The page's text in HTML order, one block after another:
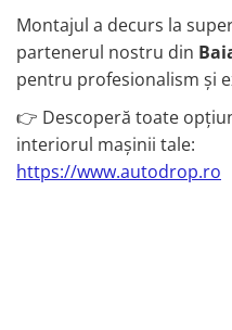
Montajul a decurs la
partenerul nostru din
pentru profesionalism și
👉 Descoperă toate
interiorul mașinii tale:
https://www.autodrop.ro